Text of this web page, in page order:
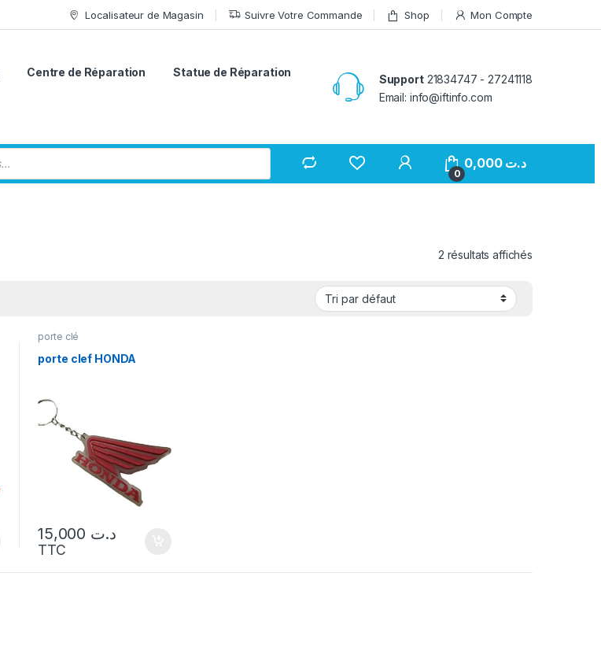
Localisateur de Magasin Suivre Votre Commande Shop Mon Compte
Centre de Réparation Statue de Réparation
Support21834747 - 27241118
Email: info@iftinfo.com
0
د.ت 0,000
2 résultats affichés
porte clé
porte clef HONDA
د.ت
TTC